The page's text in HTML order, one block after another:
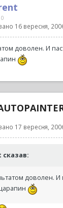
0
16 вересня,
доволен. И
17 вересня,
доволен. И